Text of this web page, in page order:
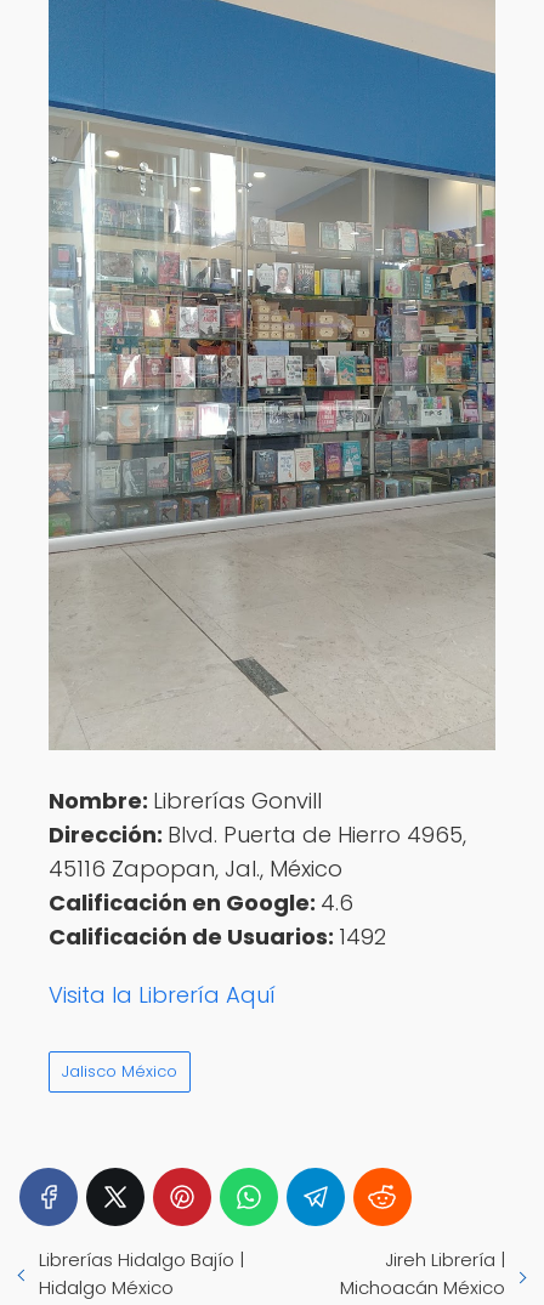
Nombre: Librerías Gonvill
Dirección: Blvd. Puerta de Hierro 4965,
45116 Zapopan, Jal., México
Calificación en Google: 4.6
Calificación de Usuarios: 1492
Visita la Librería Aquí
Jalisco México
Librerías Hidalgo Bajío |
Hidalgo México
Jireh Librería |
Michoacán México